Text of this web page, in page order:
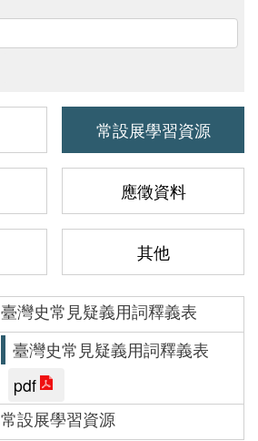
常設展學習資源
應徵資料
其他
臺灣史常見疑義用詞釋義表
臺灣史常見疑義用詞釋義表
pdf
常設展學習資源